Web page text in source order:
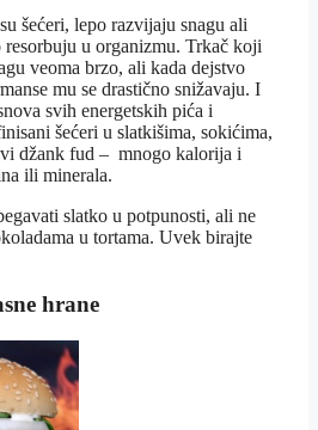
su šećeri, lepo razvijaju snagu ali
u organizmu. Trkač koji
veoma brzo, ali kada dejstvo
mu se drastično snižavaju. I
svih energetskih pića i
šećeri u slatkišima, sokićima,
džank fud – mnogo kalorija i
ili minerala.
slatko u potpunosti, ali ne
u tortama. Uvek birajte
hrane